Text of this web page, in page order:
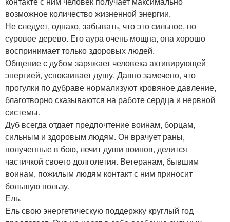
возможное количество жизненной энергии.
Не следует, однако, забывать, что это сильное, но
суровое дерево. Его аура очень мощна, она хорошо
воспринимает только здоровых людей.
Общение с дубом заряжает человека активирующей
энергией, успокаивает душу. Давно замечено, что
прогулки по дубраве нормализуют кровяное давление,
благотворно сказываются на работе сердца и нервной
системы.
Дуб всегда отдает предпочтение воинам, борцам,
сильным и здоровым людям. Он врачует раны,
полученные в бою, лечит души воинов, делится
частичкой своего долголетия. Ветеранам, бывшим
воинам, пожилым людям контакт с ним приносит
большую пользу.
Ель.
Ель свою энергетическую поддержку круглый год